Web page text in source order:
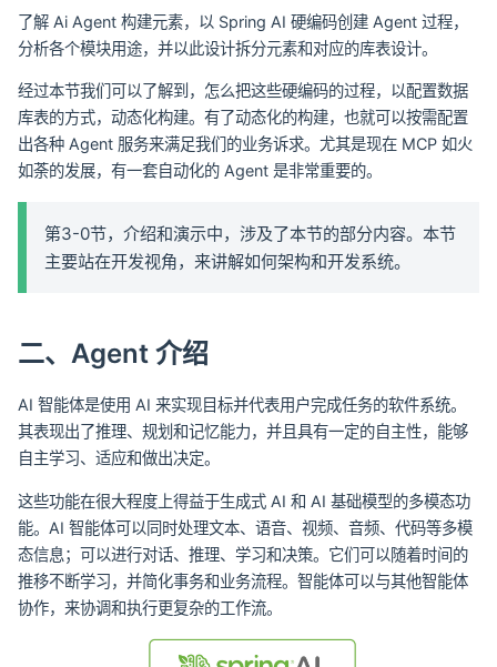
了解 Ai Agent 构建元素，以 Spring AI 硬编码创建 Agent 过程，
分析各个模块用途，并以此设计拆分元素和对应的库表设计。
经过本节我们可以了解到，怎么把这些硬编码的过程，以配置数据
库表的方式，动态化构建。有了动态化的构建，也就可以按需配置
出各种 Agent 服务来满足我们的业务诉求。尤其是现在 MCP 如火
如荼的发展，有一套自动化的 Agent 是非常重要的。
第3-0节，介绍和演示中，涉及了本节的部分内容。本节
主要站在开发视角，来讲解如何架构和开发系统。
二、Agent 介绍
AI 智能体是使用 AI 来实现目标并代表用户完成任务的软件系统。
其表现出了推理、规划和记忆能力，并且具有一定的自主性，能够
自主学习、适应和做出决定。
这些功能在很大程度上得益于生成式 AI 和 AI 基础模型的多模态功
能。AI 智能体可以同时处理文本、语音、视频、音频、代码等多模
态信息；可以进行对话、推理、学习和决策。它们可以随着时间的
推移不断学习，并简化事务和业务流程。智能体可以与其他智能体
协作，来协调和执行更复杂的工作流。